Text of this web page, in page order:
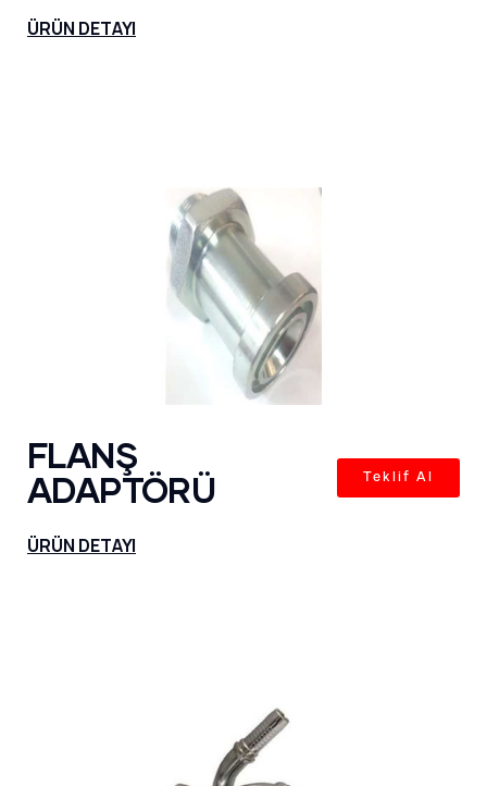
ÜRÜN DETAYI
FLANŞ
ADAPTÖRÜ
Teklif Al
ÜRÜN DETAYI